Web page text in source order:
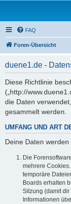
FAQ
Foren-Übersicht
duene1.de -
Diese Richtlinie
(„http://
die Daten
gesammelt werden.
UMFANG UND ART
Deine Daten
Die
mehrere
temporäre
Boards erhalten
Sitzung (damit
Informationen